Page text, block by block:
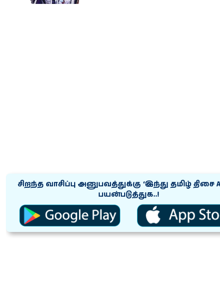
சிறந்த வாசிப்பு அனுபவத்துக்கு ‘இந்து தமிழ் திசை
பயன்படுத்துக..!